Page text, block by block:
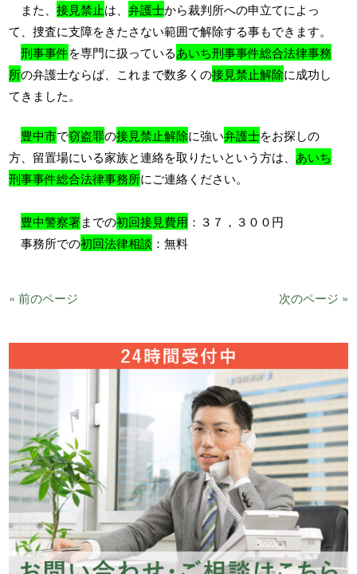
また、接見禁止は、弁護士から裁判所への申立てによっ
て、捜査に支障をきたさない範囲で解除する事もできます。
刑事事件を専門に扱っているあいち刑事事件総合法律事務
所の弁護士ならば、これまで数多くの接見禁止解除に成功し
てきました。
豊中市で窃盗罪の接見禁止解除に強い弁護士をお探しの
方、留置場にいる家族と連絡を取りたいという方は、 あいち
刑事事件総合法律事務所にご連絡ください。
豊中警察署までの初回接見費用 ：３７，３００円
事務所での初回法律相談 ：無料
« 前のページ 次のページ »